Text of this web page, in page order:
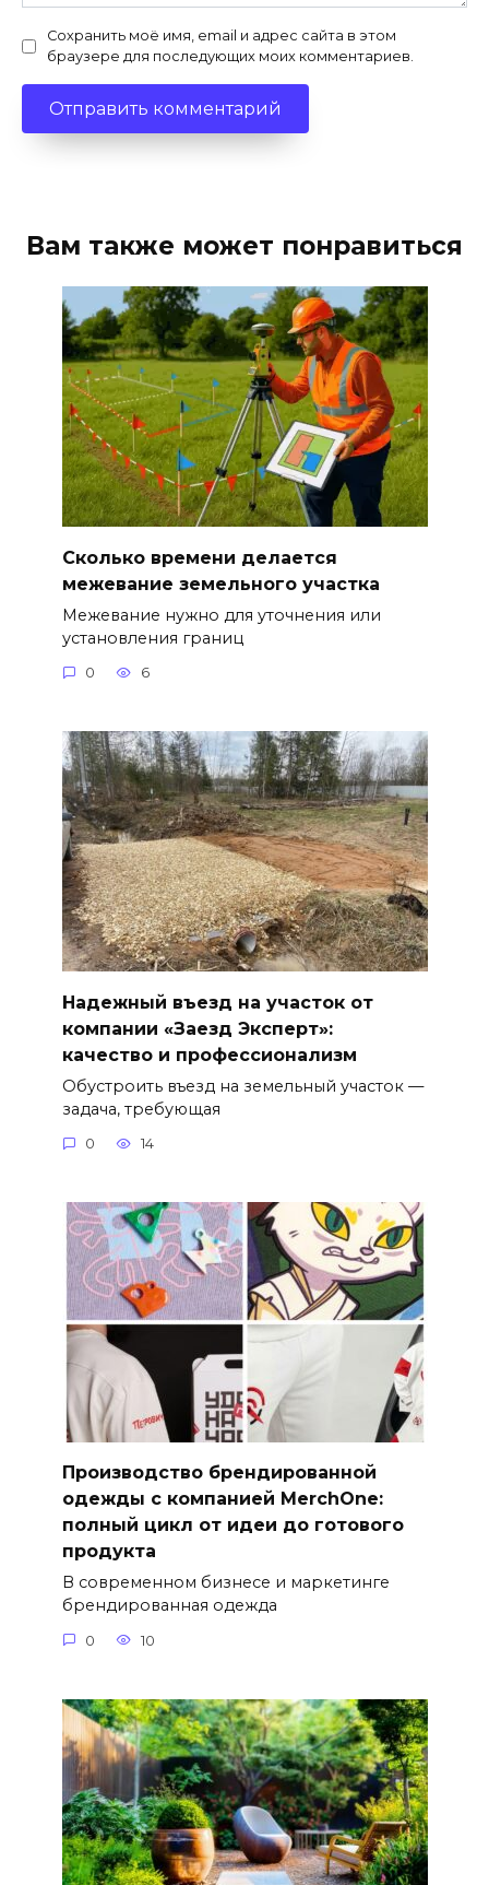
Сохранить моё имя, email и адрес сайта в этом
браузере для последующих моих комментариев.
Вам также может понравиться
Сколько времени делается
межевание земельного участка
Межевание нужно для уточнения или
установления границ
0 6
Надежный въезд на участок от
компании «Заезд Эксперт»:
качество и профессионализм
Обустроить въезд на земельный участок —
задача, требующая
0 14
Производство брендированной
одежды с компанией MerchOne:
полный цикл от идеи до готового
продукта
В современном бизнесе и маркетинге
брендированная одежда
0 10